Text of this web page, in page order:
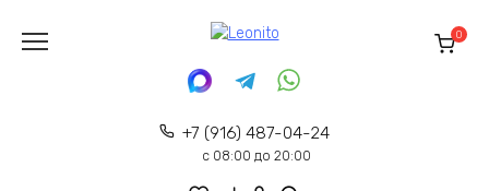
содержанию
+7 (916) 487-04-24
с 08:00 до 20:00
0